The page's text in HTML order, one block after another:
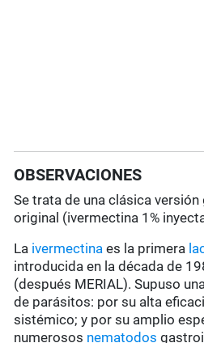
OBSERVACIONES
Se trata de una clásica versión
original (ivermectina 1%
La ivermectina es la primera
introducida en la década de
(después MERIAL). Supuso
de parásitos: por su alta
sistémico; y por su amplio
numerosos nematodos